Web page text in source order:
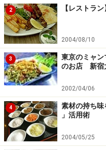
2 【レストラ
2004/08/10
3
東京のミャ
のお店 新宿
2002/04/06
4
素材の持ち
」活用術
2004/05/25